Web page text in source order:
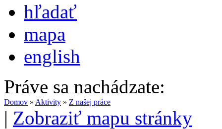
hľadať
mapa
english
Práve sa nachádzate:
Domov » Aktivity » Z našej práce
| Zobraziť mapu stránky